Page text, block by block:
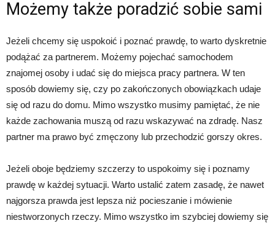
Możemy także poradzić sobie sami
Jeżeli chcemy się uspokoić i poznać prawdę, to warto dyskretnie
podążać za partnerem. Możemy pojechać samochodem
znajomej osoby i udać się do miejsca pracy partnera. W ten
sposób dowiemy się, czy po zakończonych obowiązkach udaje
się od razu do domu. Mimo wszystko musimy pamiętać, że nie
każde zachowania muszą od razu wskazywać na zdradę. Nasz
partner ma prawo być zmęczony lub przechodzić gorszy okres.
Jeżeli oboje będziemy szczerzy to uspokoimy się i poznamy
prawdę w każdej sytuacji. Warto ustalić zatem zasadę, że nawet
najgorsza prawda jest lepsza niż pocieszanie i mówienie
niestworzonych rzeczy. Mimo wszystko im szybciej dowiemy się